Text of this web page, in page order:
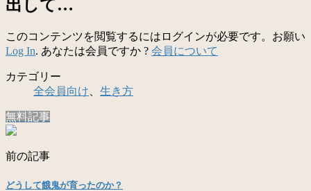
出して…
このコンテンツを閲覧するにはログインが必要です。お願い
Log In. あなたは会員ですか ? 会員について
カテゴリー
全会員向け
生き方
無料記事
前の記事
どうして餓鬼が育ったのか？